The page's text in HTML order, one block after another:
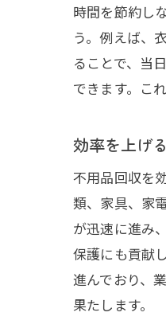
時間を節約し
う。例えば、
ることで、当
できます。こ
効率を上げ
不用品回収を
類、家具、家
が迅速に進み
保護にも貢献
進んでおり、
果たします。